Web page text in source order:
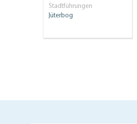
Stadtführungen
Jüterbog